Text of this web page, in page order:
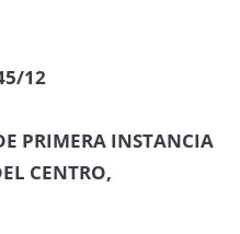
12
PRIMERA INSTANCIA
CENTRO,